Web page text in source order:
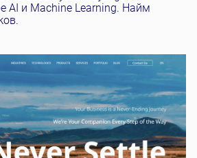
AI и Machine Learning. Найм